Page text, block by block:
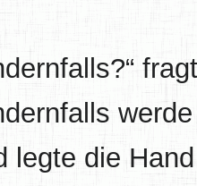
legte die